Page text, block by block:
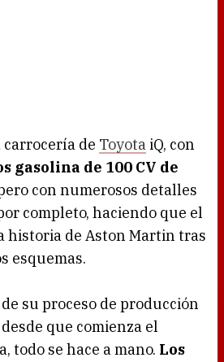
de ToyotaiQ, con
gasolina de 100 CV de
con numerosos detalles
completo, haciendo que el
historia de Aston Martin tras
esquemas.
su proceso de producción
que comienza el
todo se hace a mano. Los